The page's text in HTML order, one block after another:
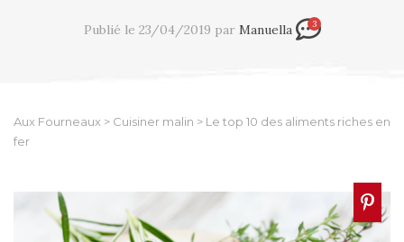
Publié le 23/04/2019 par Manuella 3
Aux Fourneaux > Cuisiner malin > Le top 10 des aliments riches en
fer